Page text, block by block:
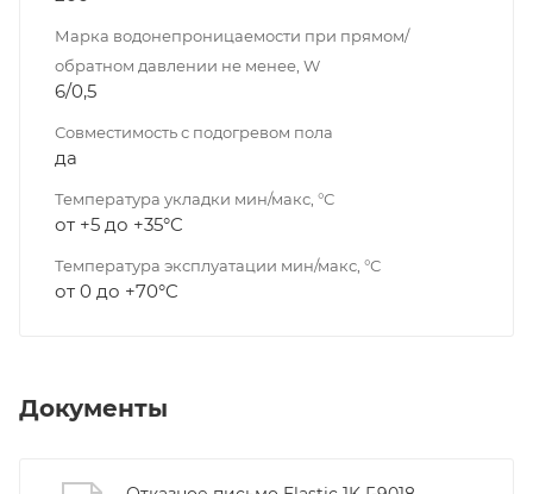
Марка водонепроницаемости при прямом/
обратном давлении не менее, W
6/0,5
Совместимость с подогревом пола
да
Температура укладки мин/макс, °С
от +5 до +35°C
Температура эксплуатации мин/макс, °С
от 0 до +70°C
Документы